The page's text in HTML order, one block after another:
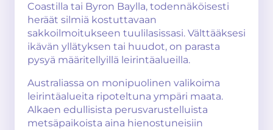
Coastilla tai Byron Baylla, todennäköisesti
heräät silmiä kostuttavaan
sakkoilmoitukseen tuulilasissasi. Välttääksesi
ikävän yllätyksen tai huudot, on parasta
pysyä määritellyillä leirintäalueilla.
Australiassa on monipuolinen valikoima
leirintäalueita ripoteltuna ympäri maata.
Alkaen edullisista perusvarustelluista
metsäpaikoista aina hienostuneisiin